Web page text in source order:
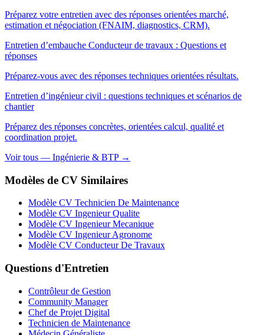
Préparez votre entretien avec des réponses orientées marché,
estimation et négociation (FNAIM, diagnostics, CRM).
Entretien d’embauche Conducteur de travaux : Questions et
réponses
Préparez-vous avec des réponses techniques orientées résultats.
Entretien d’ingénieur civil : questions techniques et scénarios de
chantier
Préparez des réponses concrètes, orientées calcul, qualité et
coordination projet.
Voir tous — Ingénierie & BTP →
Modèles de CV Similaires
Modèle CV Technicien De Maintenance
Modèle CV Ingenieur Qualite
Modèle CV Ingenieur Mecanique
Modèle CV Ingenieur Agronome
Modèle CV Conducteur De Travaux
Questions d'Entretien
Contrôleur de Gestion
Community Manager
Chef de Projet Digital
Technicien de Maintenance